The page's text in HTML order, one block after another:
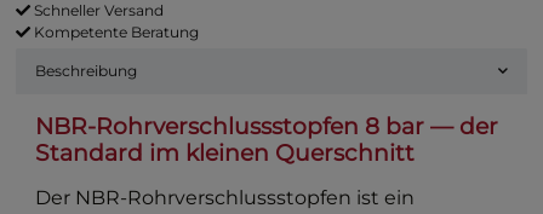
Schneller Versand
Kompetente Beratung
Beschreibung
NBR-Rohrverschlussstopfen 8 bar — der
Standard im kleinen Querschnitt
Der NBR-Rohrverschlussstopfen ist ein